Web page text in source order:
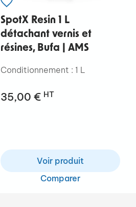
SpotX Resin 1 L
détachant vernis et
résines, Bufa | AMS
Conditionnement : 1 L
35,00 € HT
Voir produit
Comparer